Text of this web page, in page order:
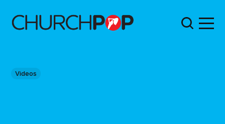
Videos